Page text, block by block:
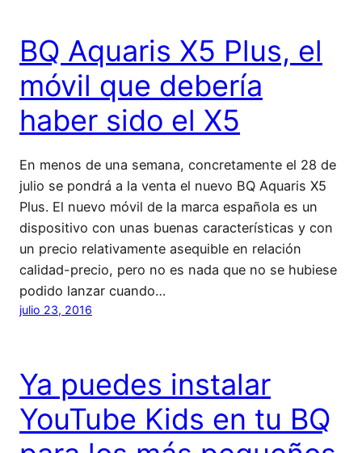
BQ Aquaris X5 Plus, el
móvil que debería
haber sido el X5
En menos de una semana, concretamente el 28 de
julio se pondrá a la venta el nuevo BQ Aquaris X5
Plus. El nuevo móvil de la marca española es un
dispositivo con unas buenas características y con
un precio relativamente asequible en relación
calidad-precio, pero no es nada que no se hubiese
podido lanzar cuando…
julio 23, 2016
Ya puedes instalar
YouTube Kids en tu BQ